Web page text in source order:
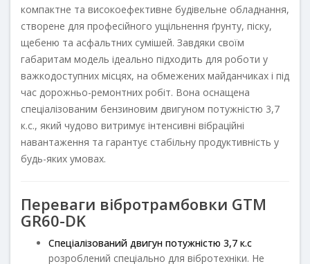
компактне та високоефективне будівельне обладнання,
створене для професійного ущільнення ґрунту, піску,
щебеню та асфальтних сумішей. Завдяки своїм
габаритам модель ідеально підходить для роботи у
важкодоступних місцях, на обмежених майданчиках і під
час дорожньо-ремонтних робіт. Вона оснащена
спеціалізованим бензиновим двигуном потужністю 3,7
к.с., який чудово витримує інтенсивні вібраційні
навантаження та гарантує стабільну продуктивність у
будь-яких умовах.
Переваги вібротрамбовки GTM
GR60-DK
Спеціалізований двигун потужністю 3,7 к.с
розроблений спеціально для вібротехніки. Не